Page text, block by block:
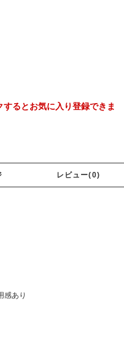
るとお気に入り登録できま
レビュー(0)
感あり